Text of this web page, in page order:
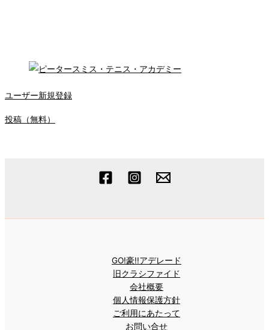
ユーザー新規登録
投稿（無料）
GO!豪!!アデレード
旧クラシファイド
会社概要
個人情報保護方針
ご利用にあたって
お問い合せ